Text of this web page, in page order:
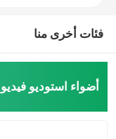
فئات أخرى منا
أضواء استوديو فيديو LED